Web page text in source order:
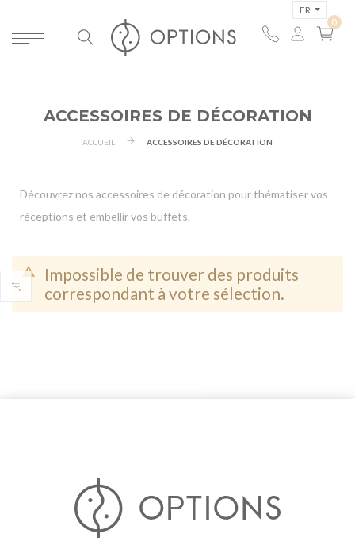
FR
ACCESSOIRES DE DÉCORATION
ACCUEIL ACCESSOIRES DE DÉCORATION
Découvrez nos accessoires de décoration pour thématiser vos
réceptions et embellir vos buffets.
Impossible de trouver des produits
correspondant à votre sélection.